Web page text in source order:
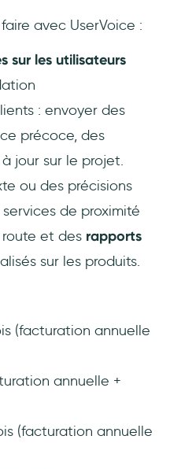
avec UserVoice :
sur les utilisateurs
: envoyer des
précoce, des
jour sur le projet.
ou des précisions
de proximité
et des rapports
sur les produits.
(facturation annuelle
annuelle +
(facturation annuelle